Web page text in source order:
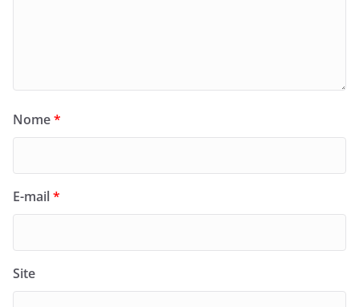
Nome*
E-mail*
Site